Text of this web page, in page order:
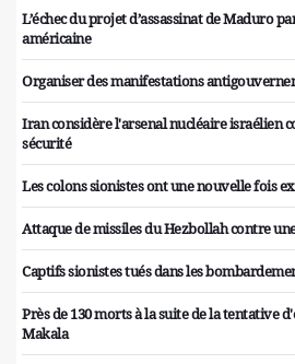
L’échec du projet d’assassinat de Maduro
américaine
Organiser des manifestations
Iran considère l'arsenal nucléaire israélien
sécurité
Les colons sionistes ont une nouvelle fois
Attaque de missiles du Hezbollah contre
Captifs sionistes tués dans les
Près de 130 morts à la suite de la tentative
Makala